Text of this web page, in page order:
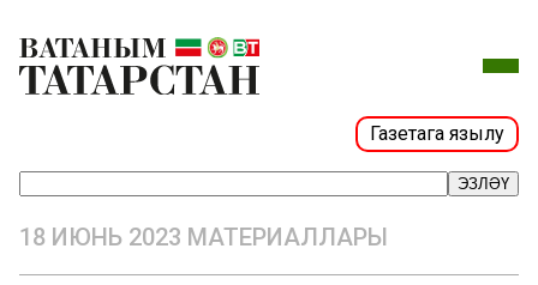
Газетага язылу
ЭЗЛӘҮ
18 ИЮНЬ 2023 МАТЕРИАЛЛАРЫ